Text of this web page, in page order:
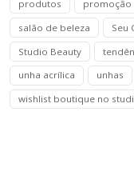
produtos
promoção
salão de beleza
Seu
Studio Beauty
unha acrílica
unhas
wishlist boutique no